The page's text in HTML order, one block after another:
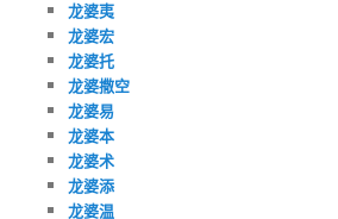
龙婆夷
龙婆宏
龙婆托
龙婆撒空
龙婆易
龙婆本
龙婆术
龙婆添
龙婆温